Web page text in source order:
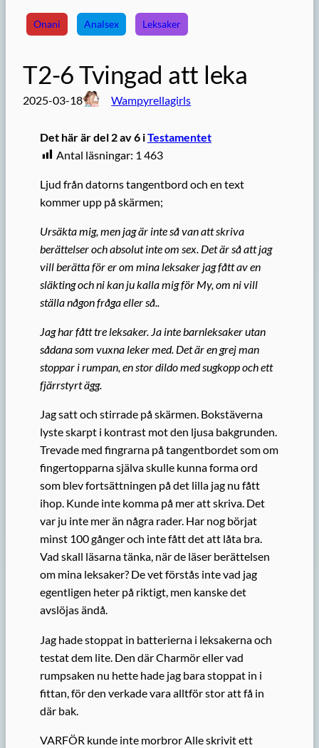
Onani Analsex Leksaker
T2-6 Tvingad att leka
2025-03-18 Wampyrellagirls
Det här är del 2 av 6 iTestamentet
Antal läsningar: 1 463
Ljud från datorns tangentbord och en text
kommer upp på skärmen;
Ursäkta mig, men jag är inte så van att skriva
berättelser och absolut inte om sex. Det är så att jag
vill berätta för er om mina leksaker jag fått av en
släkting och ni kan ju kalla mig för My, om ni vill
ställa någon fråga eller så..
Jag har fått tre leksaker. Ja inte barnleksaker utan
sådana som vuxna leker med. Det är en grej man
stoppar i rumpan, en stor dildo med sugkopp och ett
fjärrstyrt ägg.
Jag satt och stirrade på skärmen. Bokstäverna
lyste skarpt i kontrast mot den ljusa bakgrunden.
Trevade med fingrarna på tangentbordet som om
fingertopparna själva skulle kunna forma ord
som blev fortsättningen på det lilla jag nu fått
ihop. Kunde inte komma på mer att skriva. Det
var ju inte mer än några rader. Har nog börjat
minst 100 gånger och inte fått det att låta bra.
Vad skall läsarna tänka, när de läser berättelsen
om mina leksaker? De vet förstås inte vad jag
egentligen heter på riktigt, men kanske det
avslöjas ändå.
Jag hade stoppat in batterierna i leksakerna och
testat dem lite. Den där Charmör eller vad
rumpsaken nu hette hade jag bara stoppat in i
fittan, för den verkade vara alltför stor att få in
där bak.
VARFÖR kunde inte morbror Alle skrivit ett